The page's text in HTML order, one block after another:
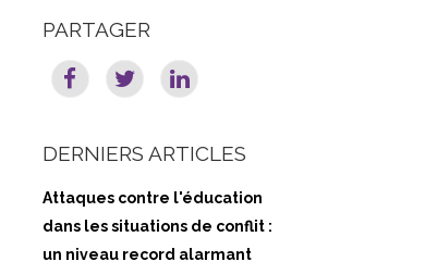
PARTAGER
DERNIERS ARTICLES
Attaques contre l'éducation
dans les situations de conflit :
un niveau record alarmant